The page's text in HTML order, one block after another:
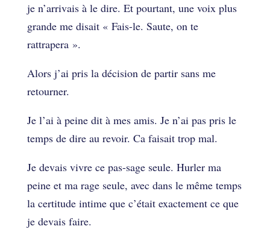
je n’arrivais à le dire. Et pourtant, une voix plus
grande me disait « Fais-le. Saute, on te
rattrapera ».
Alors j’ai pris la décision de partir sans me
retourner.
Je l’ai à peine dit à mes amis. Je n’ai pas pris le
temps de dire au revoir. Ca faisait trop mal.
Je devais vivre ce pas-sage seule. Hurler ma
peine et ma rage seule, avec dans le même temps
la certitude intime que c’était exactement ce que
je devais faire.